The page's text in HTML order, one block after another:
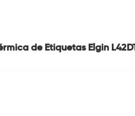
de Etiquetas Elgin